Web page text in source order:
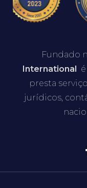
Fundado
International
presta
jurídicos,